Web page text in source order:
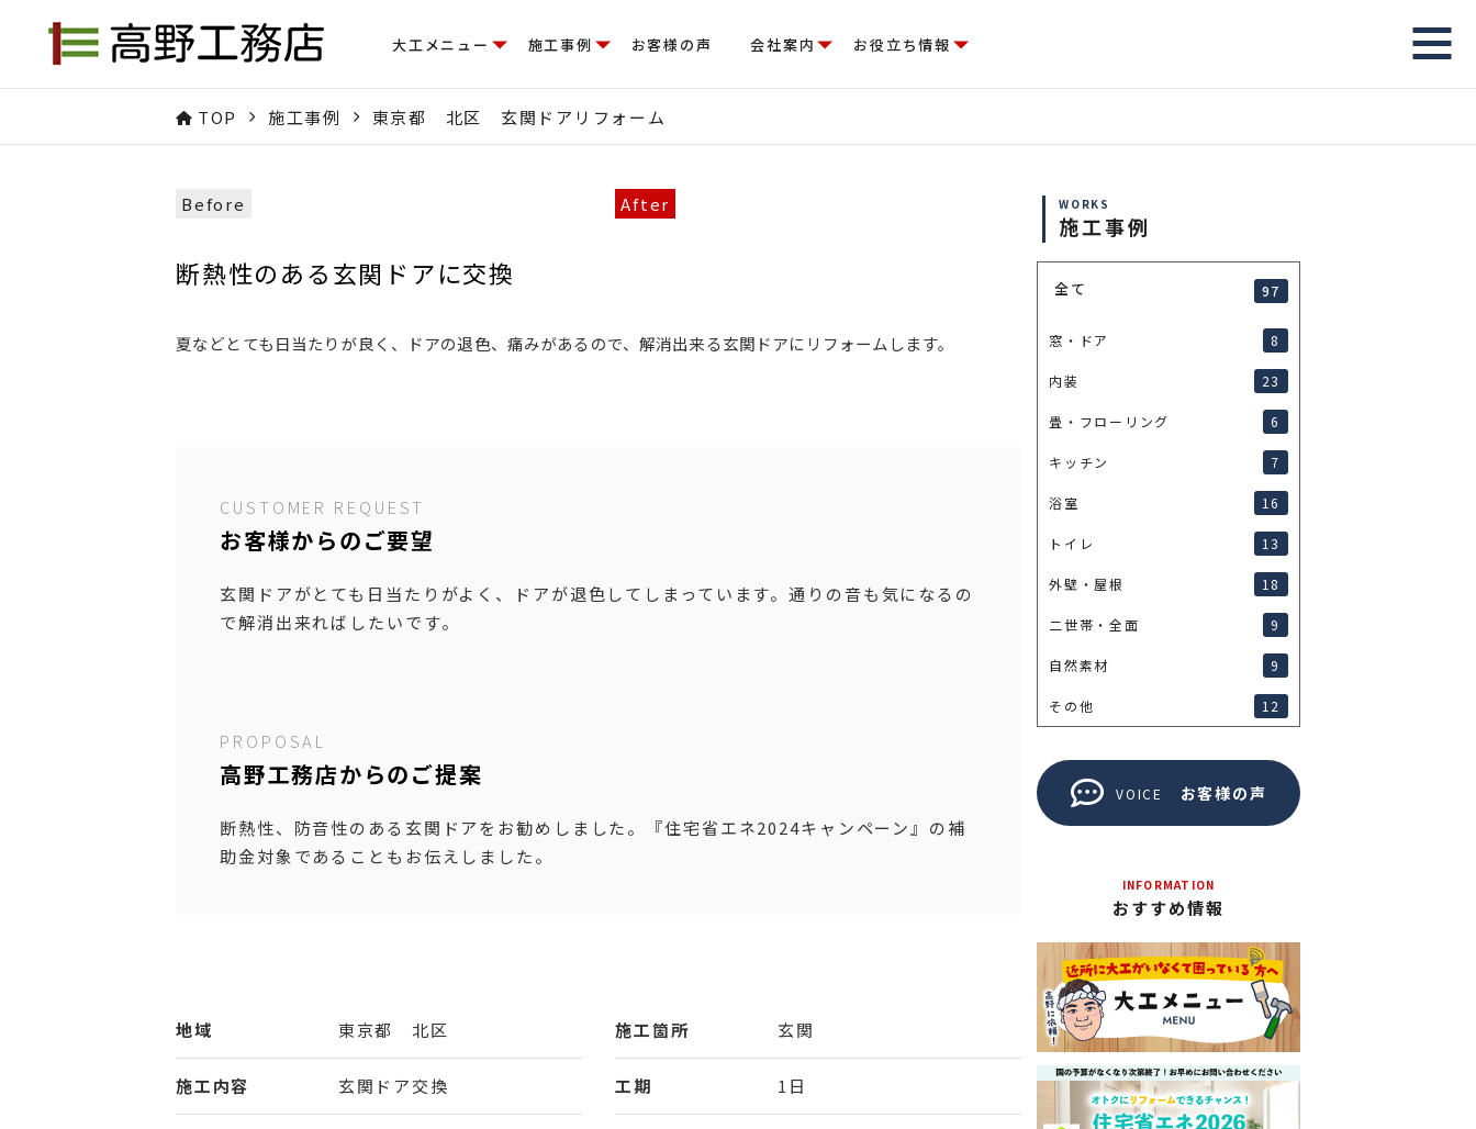
大工メニュー 施工事例 お客様の声 会社案内 お役立ち情報
TOP 施工事例 東京都 北区 玄関ドアリフォーム
断熱性のある玄関ドアに交換
夏などとても日当たりが良く、ドアの退色、痛みがあるので、解消出来る玄関ドアにリフォームします。
CUSTOMER REQUEST
お客様からのご要望
玄関ドアがとても日当たりがよく、ドアが退色してしまっています。通りの音も気になるの
で解消出来ればしたいです。
PROPOSAL
高野工務店からのご提案
断熱性、防音性のある玄関ドアをお勧めしました。『住宅省エネ2024キャンペーン』の補
助金対象であることもお伝えしました。
地域 東京都 北区 施工箇所 玄関
施工内容 玄関ドア交換 工期 1日
WORKS
施工事例
全て 97
窓・ドア 8
内装 23
畳・フローリング 6
キッチン 7
浴室 16
トイレ 13
外壁・屋根 18
二世帯・全面 9
自然素材 9
その他 12
VOICE お客様の声
INFORMATION
おすすめ情報